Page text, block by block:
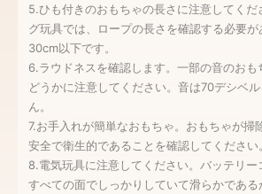
5.ひも付きのおもちゃの長さに注意してくだ
グ玩具では、ロープの長さを確認する必要
30cm以下です。
6.ラウドネスを確認します。一部の音のお
どうかに注意してください。音は70デシベ
ん。
7.お手入れが簡単なおもちゃ。おもちゃが掃
安全で衛生的であることを確認してください
8.電気玩具に注意してください。バッテリ
すべての面でしっかりしていて滑らかである